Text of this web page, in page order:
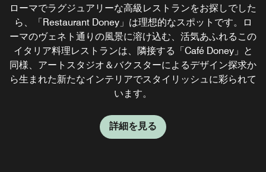
ローマでラグジュアリーな高級レストランをお探しでした
ら、「Restaurant Doney」は理想的なスポットです。ロ
ーマのヴェネト通りの風景に溶け込む、活気あふれるこの
イタリア料理レストランは、隣接する「Café Doney」と
同様、アートスタジオ＆バクスターによるデザイン探求か
ら生まれた新たなインテリアでスタイリッシュに彩られて
います。
詳細を見る
フレッシュで洗練された空間を提供する「Orvm Bar」
は、昼夜を問わずご利用いただけます。ローマのモダンな
当バーで、ジンティーや、各種アルコールドリンク、ノン
アルコールの特製カクテル、スイーツをお楽しみくださ
い。
詳細を見る
「Café Doney」は、人と会い、くつろぎ、休息をとるの
に最適な場所です。バーの季節のフレッシュスムージーや
ジュースを味わい、こだわりのドリンクメニューや食欲を
そそる屋台料理の数々をお楽しみください。ローマで過ご
すリラックスしたランチタイムやスタイリッシュなカクテ
ルアワーに理想的なスポットです。